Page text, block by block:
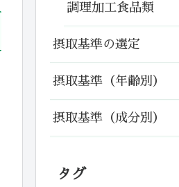
調理加工食品類
摂取基準の選定
摂取基準（年齢別）
摂取基準（成分別）
タグ